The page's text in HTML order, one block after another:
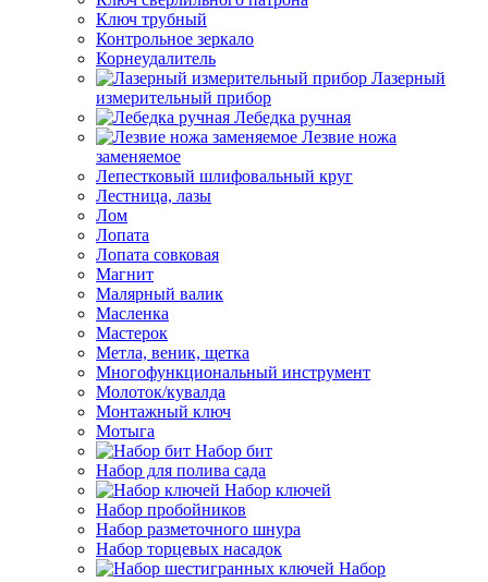
Ключ трубный
Контрольное зеркало
Корнеудалитель
Лазерный
измерительный прибор
Лебедка ручная
Лезвие ножа
заменяемое
Лепестковый шлифовальный круг
Лестница, лазы
Лом
Лопата
Лопата совковая
Магнит
Малярный валик
Масленка
Мастерок
Метла, веник, щетка
Многофункциональный инструмент
Молоток/кувалда
Монтажный ключ
Мотыга
Набор бит
Набор для полива сада
Набор ключей
Набор пробойников
Набор разметочного шнура
Набор торцевых насадок
Набор